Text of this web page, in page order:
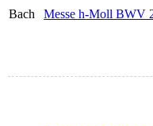
Bach Messe h-Moll BWV